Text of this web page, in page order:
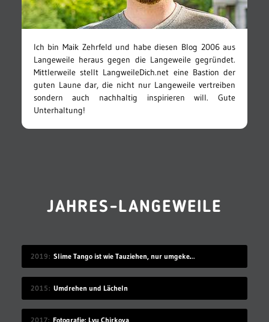
Ich bin Maik Zehrfeld und habe diesen Blog 2006 aus
Langeweile heraus gegen die Langeweile gegründet.
Mittlerweile stellt LangweileDich.net eine Bastion der
guten Laune dar, die nicht nur Langeweile vertreiben
sondern auch nachhaltig inspirieren will. Gute
Unterhaltung!
JAHRES-LANGEWEILE
2019 Slime Tango ist wie Tauziehen, nur umgekehrt
2015 Umdrehen und Lächeln
2017 Fotografie: Lyu Chirkova